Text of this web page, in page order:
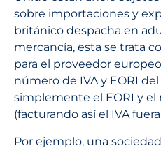
sobre importaciones y
británico despacha en
mercancía, esta se trata
para el proveedor
número de IVA y EORI
simplemente el EORI y
(facturando así el IVA
Por ejemplo, una